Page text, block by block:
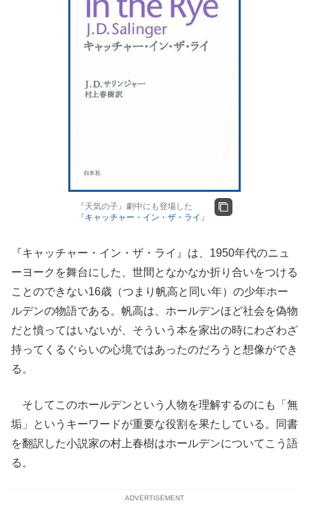
『天気の子』劇中にも登場した
『キャッチャー・イン・ザ・ライ 』
『キャッチャー・イン・ザ・ライ』は、1950年代のニュ
ーヨークを舞台にした、世間となかなか折り合いをつける
ことのできない16歳（つまり帆高と同い年）の少年ホー
ルデンの物語である。帆高は、ホールデンほど社会を偽物
だと憤ってはいないが、そういう本を家出の時にわざわざ
持ってくるぐらいの心境ではあったのだろうと想像ができ
る。
そしてこのホールデンという人物を理解するのにも「無
垢」というキーワードが重要な役割を果たしている。同書
を翻訳した小説家の村上春樹はホールデンについてこう語
る。
ADVERTISEMENT